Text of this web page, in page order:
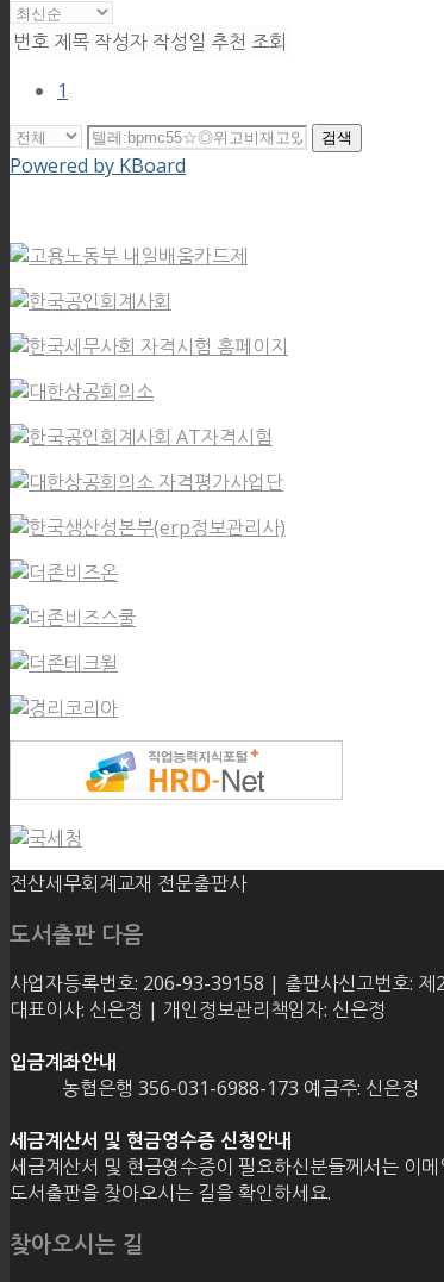
번호 제목 작성자 작성일 추천 조회
1
검색
Powered by KBoard
전산세무회계교재 전문출판사
도서출판 다음
사업자등록번호: 206-93-39158 | 출판사신고번호:
대표이사: 신은정 | 개인정보관리책임자: 신은정
입금계좌안내
농협은행 356-031-6988-173 예금주: 신은정
세금계산서 및 현금영수증 신청안내
세금계산서 및 현금영수증이 필요하신분들께서는 이
도서출판을 찾아오시는 길을 확인하세요.
찾아오시는 길